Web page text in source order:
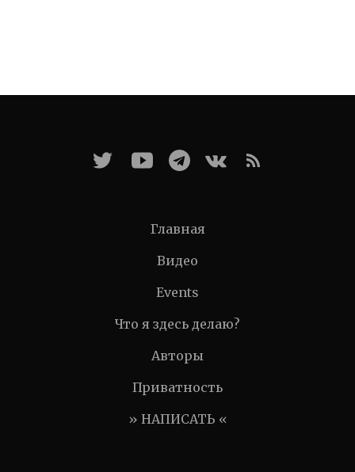
Главная
Видео
Events
Что я здесь делаю?
Авторы
Приватность
» НАПИСАТЬ «